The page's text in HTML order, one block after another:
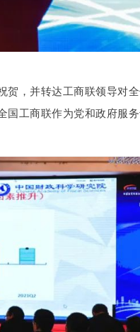
，并转达工商联领导对全
工商联作为党和政府服